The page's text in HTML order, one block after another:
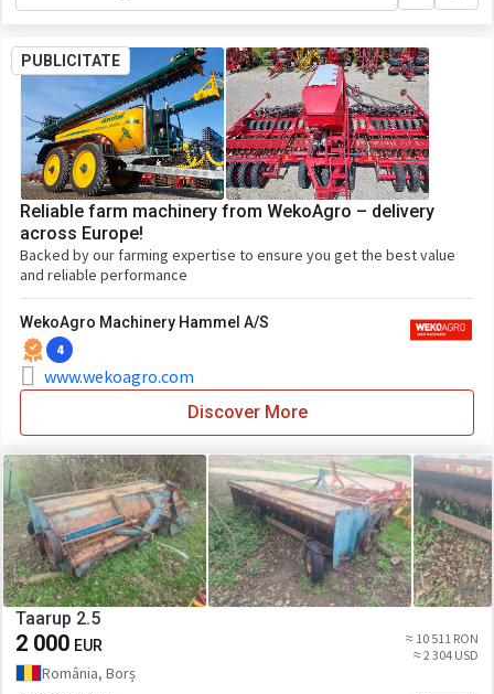
PUBLICITATE
Reliable farm machinery from WekoAgro – delivery
across Europe!
Backed by our farming expertise to ensure you get the best value
and reliable performance
WekoAgro Machinery Hammel A/S
4
www.wekoagro.com
Discover More
Taarup 2.5
2 000 EUR
≈ 10 511 RON
≈ 2 304 USD
România, Borș